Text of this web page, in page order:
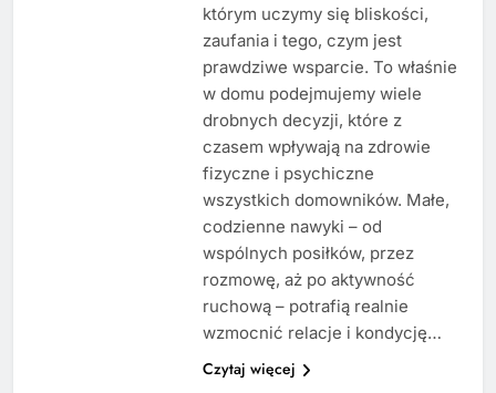
którym uczymy się bliskości,
zaufania i tego, czym jest
prawdziwe wsparcie. To właśnie
w domu podejmujemy wiele
drobnych decyzji, które z
czasem wpływają na zdrowie
fizyczne i psychiczne
wszystkich domowników. Małe,
codzienne nawyki – od
wspólnych posiłków, przez
rozmowę, aż po aktywność
ruchową – potrafią realnie
wzmocnić relacje i kondycję…
Czytaj więcej